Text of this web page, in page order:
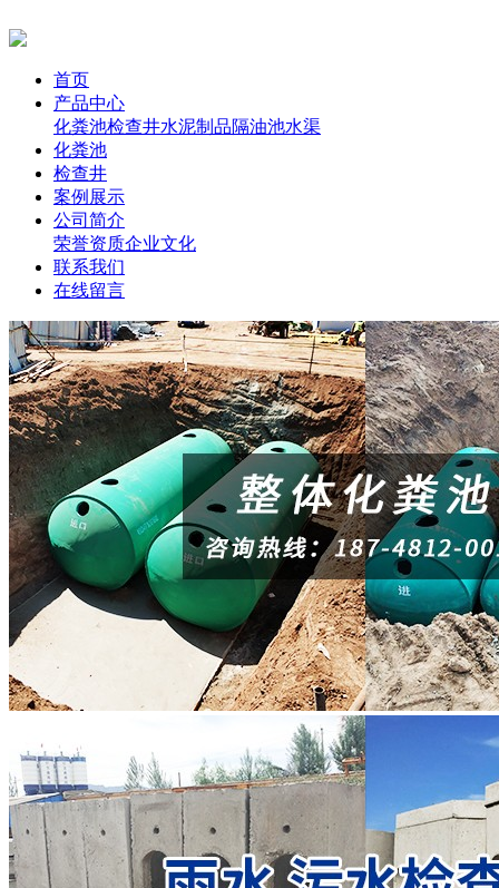
首页
产品中心
化粪池检查井水泥制品隔油池水渠
化粪池
检查井
案例展示
公司简介
荣誉资质企业文化
联系我们
在线留言